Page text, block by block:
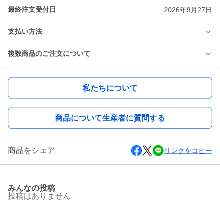
最終注文受付日 2026年9月27日
支払い方法
複数商品のご注文について
私たちについて
商品について生産者に質問する
商品をシェア リンクをコピー
みんなの投稿
投稿はありません